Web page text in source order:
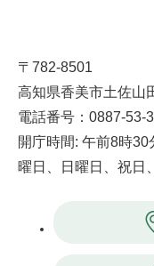
〒782-8501
高知県香美市土佐山
電話番号：0887-53-
開庁時間: 午前8時
曜日、日曜日、祝日